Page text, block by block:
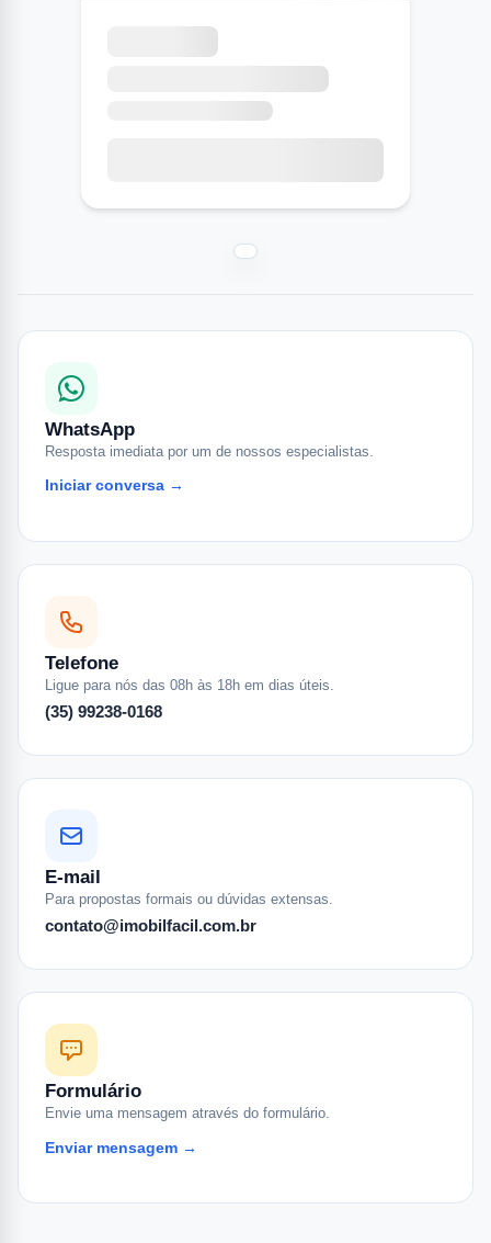
WhatsApp
Resposta imediata por um de nossos especialistas.
Iniciar conversa →
Telefone
Ligue para nós das 08h às 18h em dias úteis.
(35) 99238-0168
E-mail
Para propostas formais ou dúvidas extensas.
contato@imobilfacil.com.br
Formulário
Envie uma mensagem através do formulário.
Enviar mensagem →